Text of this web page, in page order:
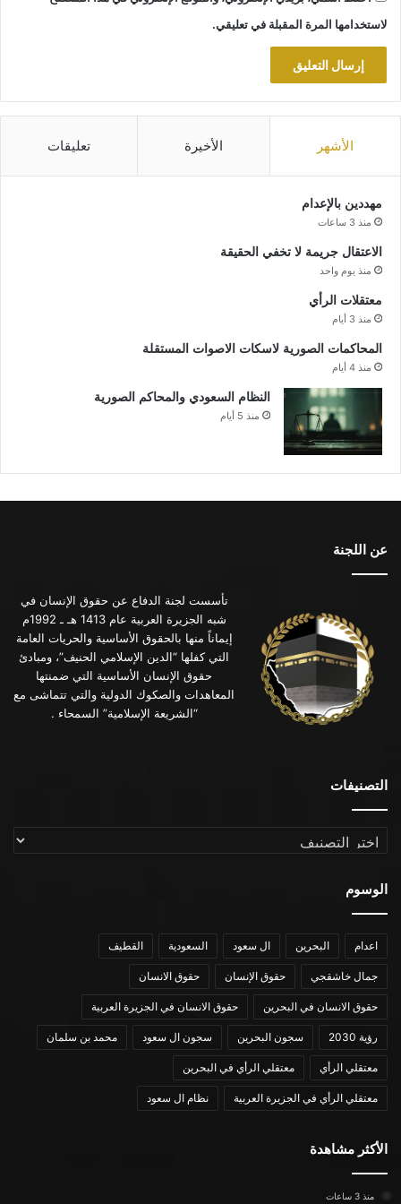
لاستخدامها المرة المقبلة في تعليقي.
الأشهر الأخيرة تعليقات
مهددين بالإعدام
منذ 3 ساعات
الاعتقال جريمة لا تخفي الحقيقة
منذ يوم واحد
معتقلات الرأي
منذ 3 أيام
المحاكمات الصورية لاسكات الاصوات المستقلة
منذ 4 أيام
النظام السعودي والمحاكم الصورية
منذ 5 أيام
عن اللجنة
تأسست لجنة الدفاع عن حقوق الإنسان في
شبه الجزيرة العربية عام 1413 هـ ـ 1992م
إيماناً منها بالحقوق الأساسية والحريات العامة
التي كفلها “الدين الإسلامي الحنيف”، ومبادئ
حقوق الإنسان الأساسية التي ضمنتها
المعاهدات والصكوك الدولية والتي تتماشى مع
“الشريعة الإسلامية” السمحاء .
التصنيفات
التصنيفات
الوسوم
اعدام البحرين ال سعود السعودية القطيف
جمال خاشقجي حقوق الإنسان حقوق الانسان
حقوق الانسان في البحرين حقوق الانسان في الجزيرة العربية
رؤية 2030 سجون البحرين سجون ال سعود محمد بن سلمان
معتقلي الرأي معتقلي الرأي في البحرين
معتقلي الرأي في الجزيرة العربية نظام ال سعود
الأكثر مشاهدة
منذ 3 ساعات